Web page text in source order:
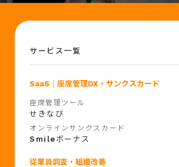
サービス一覧
SaaS ｜座席管理DX・サンクスカード
座席管理ツール
せきなび
オンラインサンクスカード
Smile ボーナス
従業員調査・組織改善